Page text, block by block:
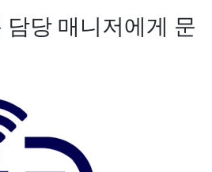
담당 매니저에게 문